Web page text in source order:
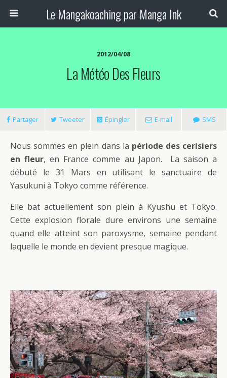
Le Mangakoaching par Manga Ink
2012/04/08
La Météo Des Fleurs
Partager Tweeter Épingler E-mail SMS
Nous sommes en plein dans la période des cerisiers
en fleur, en France comme au Japon. La saison a
débuté le 31 Mars en utilisant le sanctuaire de
Yasukuni à Tokyo comme référence.
Elle bat actuellement son plein à Kyushu et Tokyo.
Cette explosion florale dure environs une semaine
quand elle atteint son paroxysme, semaine pendant
laquelle le monde en devient presque magique.